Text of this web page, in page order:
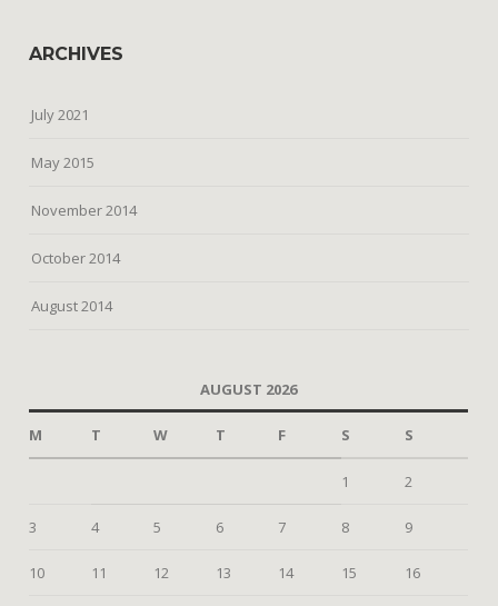
ARCHIVES
July 2021
May 2015
November 2014
October 2014
August 2014
AUGUST 2026
M T W T F S S
1 2
3 4 5 6 7 8 9
10 11 12 13 14 15 16